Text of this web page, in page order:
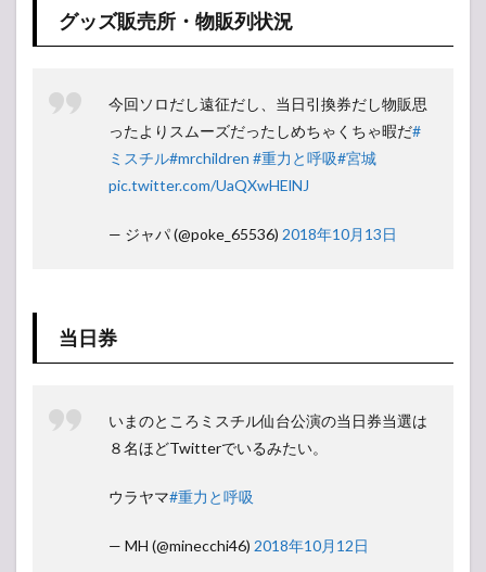
当日
イベ
グッズ販売所・物販列状況
今回ソロだし遠征だし、当日引換券だし物販思
ったよりスムーズだったしめちゃくちゃ暇だ#
ミスチル#mrchildren #重力と呼吸#宮城
pic.twitter.com/UaQXwHElNJ
— ジャパ (@poke_65536) 2018年10月13日
当日券
いまのところミスチル仙台公演の当日券当選は
８名ほどTwitterでいるみたい。
ウラヤマ#重力と呼吸
— MH (@minecchi46) 2018年10月12日